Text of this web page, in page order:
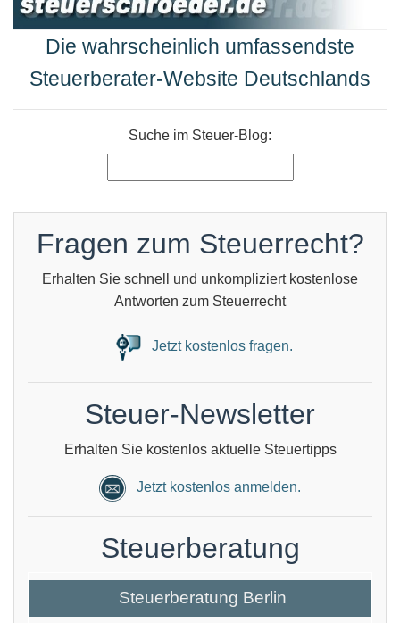
Die wahrscheinlich umfassendste
Steuerberater-Website Deutschlands
Suche im Steuer-Blog:
Fragen zum Steuerrecht?
Erhalten Sie schnell und unkompliziert kostenlose
Antworten zum Steuerrecht
Jetzt kostenlos fragen.
Steuer-Newsletter
Erhalten Sie kostenlos aktuelle Steuertipps
Jetzt kostenlos anmelden.
Steuerberatung
Steuerberatung Berlin